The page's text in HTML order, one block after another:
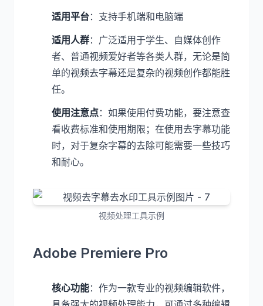
适用平台：支持手机端和电脑端
适用人群：广泛适用于学生、自媒体创作
者、普通视频爱好者等各类人群，无论是简
单的视频去字幕还是复杂的视频创作都能胜
任。
使用注意点：如果使用付费功能，要注意查
看收费标准和使用期限；在使用去字幕功能
时，对于复杂字幕的去除可能需要一些技巧
和耐心。
视频处理工具示例
Adobe Premiere Pro
核心功能：作为一款专业的视频编辑软件，